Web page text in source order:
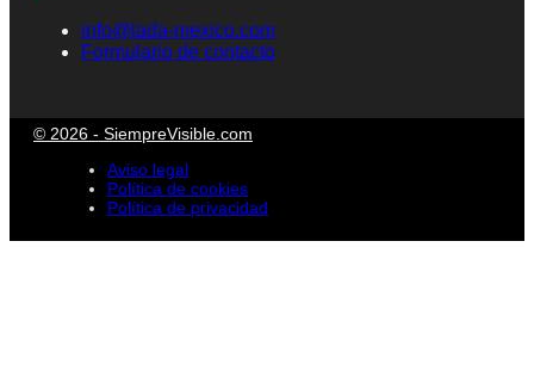
info@lada-mexico.com
Formulario de contacto
© 2026 - SiempreVisible.com
Aviso legal
Política de cookies
Política de privacidad